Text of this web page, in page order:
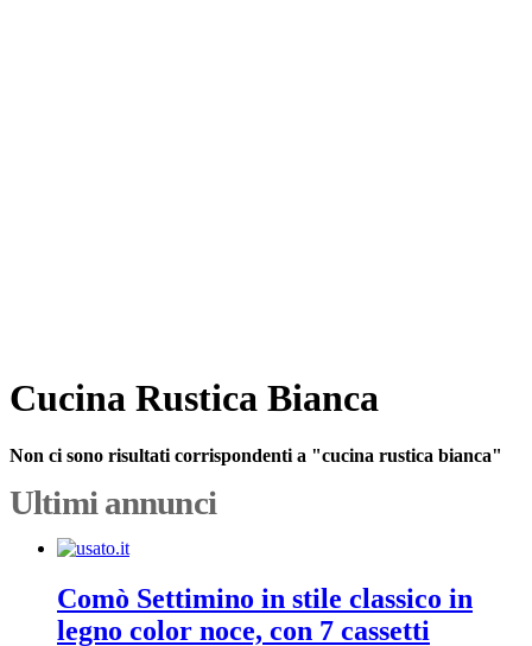
Cucina Rustica Bianca
Non ci sono risultati corrispondenti a "cucina rustica bianca"
Ultimi annunci
Comò Settimino in stile classico in
legno color noce, con 7 cassetti